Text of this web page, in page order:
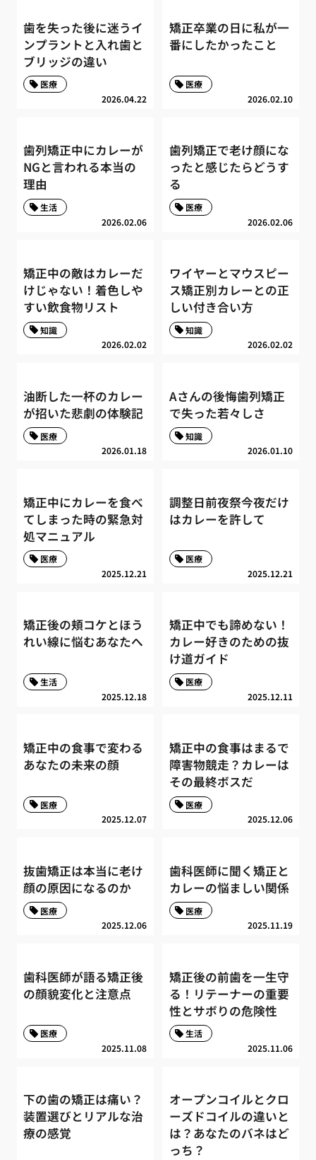
歯を失った後に迷うイ
ンプラントと入れ歯と
ブリッジの違い
2026.04.22
医療
矯正卒業の日に私が一
番にしたかったこと
2026.02.10
医療
歯列矯正中にカレーが
NGと言われる本当の
理由
2026.02.06
生活
歯列矯正で老け顔にな
ったと感じたらどうす
る
2026.02.06
医療
矯正中の敵はカレーだ
けじゃない！着色しや
すい飲食物リスト
2026.02.02
知識
ワイヤーとマウスピー
ス矯正別カレーとの正
しい付き合い方
2026.02.02
知識
油断した一杯のカレー
が招いた悲劇の体験記
2026.01.18
医療
Aさんの後悔歯列矯正
で失った若々しさ
2026.01.10
知識
矯正中にカレーを食べ
てしまった時の緊急対
処マニュアル
2025.12.21
医療
調整日前夜祭今夜だけ
はカレーを許して
2025.12.21
医療
矯正後の頬コケとほう
れい線に悩むあなたへ
2025.12.18
生活
矯正中でも諦めない！
カレー好きのための抜
け道ガイド
2025.12.11
医療
矯正中の食事で変わる
あなたの未来の顔
2025.12.07
医療
矯正中の食事はまるで
障害物競走？カレーは
その最終ボスだ
2025.12.06
医療
抜歯矯正は本当に老け
顔の原因になるのか
2025.12.06
医療
歯科医師に聞く矯正と
カレーの悩ましい関係
2025.11.19
医療
歯科医師が語る矯正後
の顔貌変化と注意点
2025.11.08
医療
矯正後の前歯を一生守
る！リテーナーの重要
性とサボりの危険性
2025.11.06
生活
下の歯の矯正は痛い？
装置選びとリアルな治
療の感覚
オープンコイルとクロ
ーズドコイルの違いと
は？あなたのバネはど
っち？